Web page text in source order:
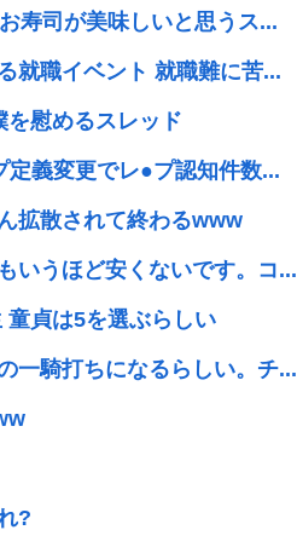
寿司が美味しいと思うス...
就職イベント 就職難に苦...
慰めるスレッド
義変更でレ●プ認知件数...
拡散されて終わるwww
いうほど安くないです。コ...
童貞は5を選ぶらしい
一騎打ちになるらしい。チ...
?